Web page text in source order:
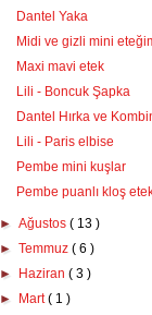
Dantel Yaka
Midi ve gizli mini
Maxi mavi etek
Lili - Boncuk Şapka
Dantel Hırka ve
Lili - Paris elbise
Pembe mini kuşlar
Pembe puanlı kloş
►Ağustos( 13 )
►Temmuz( 6 )
►
Haziran( 3 )
►
Mart( 1 )